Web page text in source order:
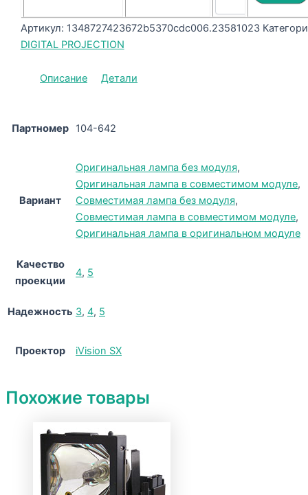
Артикул: 1348727423672b5370cdc006.23581023
DIGITAL PROJECTION
Описание Детали
Партномер 104-642
Вариант
Оригинальная лампа без модуля,
Оригинальная лампа в совместимом модуле,
Совместимая лампа без модуля,
Совместимая лампа в совместимом модуле,
Оригинальная лампа в оригинальном модуле
Качество
проекции
4, 5
Надежность 3, 4, 5
Проектор iVision SX
Похожие товары